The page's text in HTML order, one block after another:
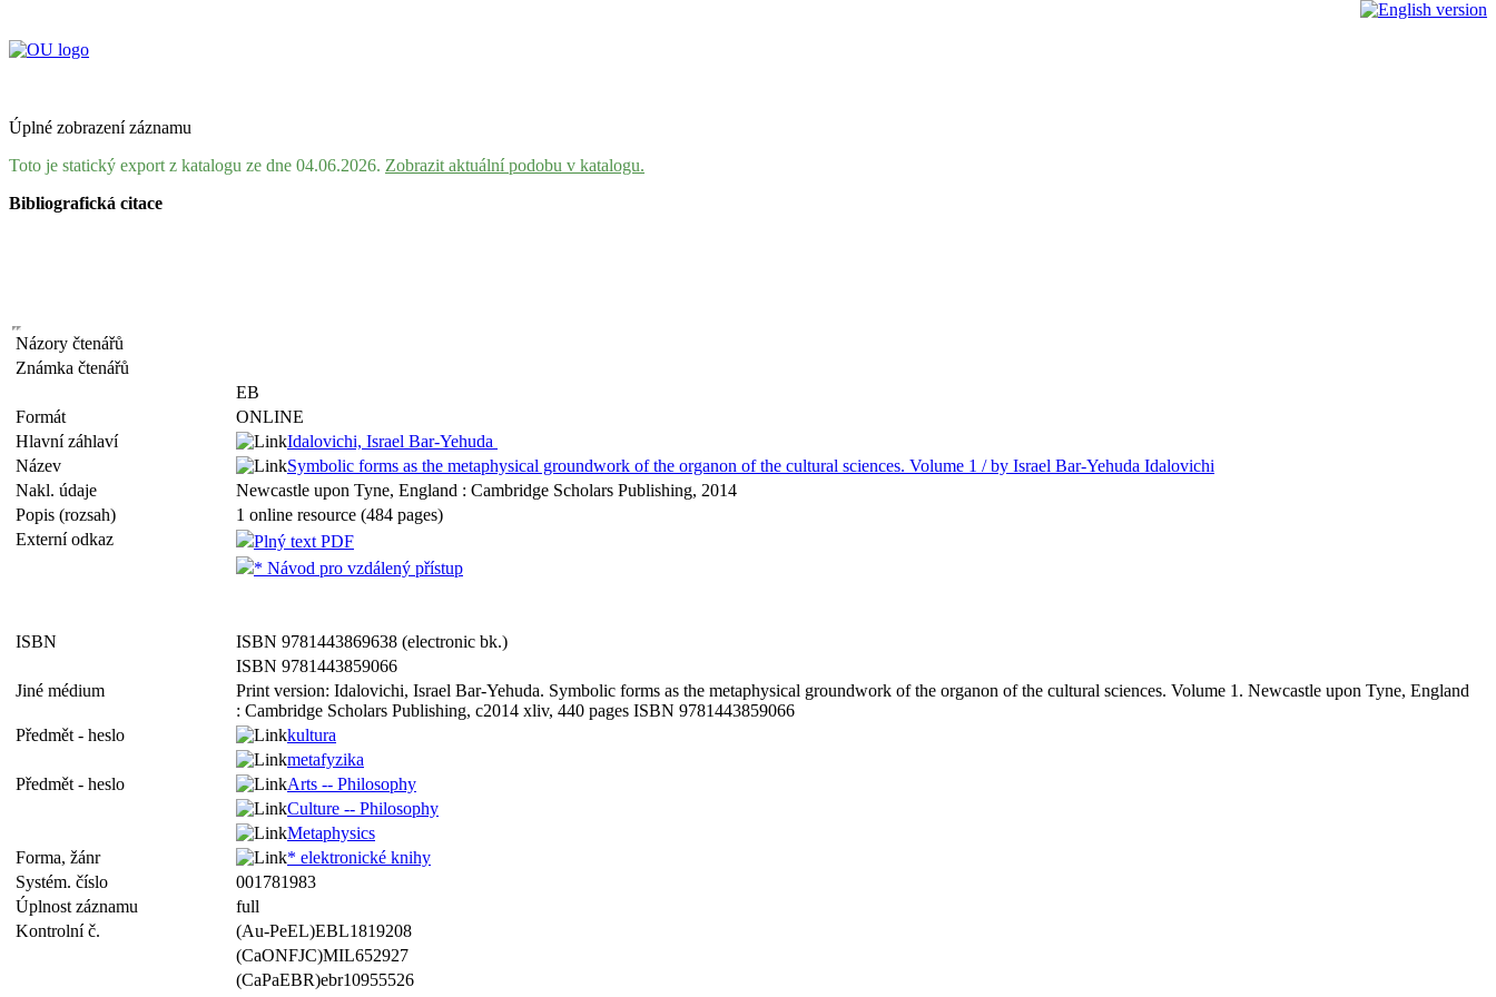
Úplné zobrazení záznamu
Toto je statický export z katalogu ze dne 04.06.2026. Zobrazit aktuální podobu v katalogu.
Bibliografická citace
Názory čtenářů
Známka čtenářů
EB
Formát
ONLINE
Hlavní záhlaví
Idalovichi, Israel Bar-Yehuda
Název
Symbolic forms as the metaphysical groundwork of the organon of the cultural sciences. Volume 1 / by Israel Bar-Yehuda Idalovichi
Nakl. údaje
Newcastle upon Tyne, England : Cambridge Scholars Publishing, 2014
Popis (rozsah)
1 online resource (484 pages)
Externí odkaz
Plný text PDF
* Návod pro vzdálený přístup
ISBN
ISBN 9781443869638 (electronic bk.)
ISBN 9781443859066
Jiné médium
Print version: Idalovichi, Israel Bar-Yehuda. Symbolic forms as the metaphysical groundwork of the organon of the cultural sciences. Volume 1. Newcastle upon Tyne, England
: Cambridge Scholars Publishing, c2014 xliv, 440 pages ISBN 9781443859066
Předmět - heslo
kultura
metafyzika
Předmět - heslo
Arts -- Philosophy
Culture -- Philosophy
Metaphysics
Forma, žánr
* elektronické knihy
Systém. číslo
001781983
Úplnost záznamu
full
Kontrolní č.
(Au-PeEL)EBL1819208
(CaONFJC)MIL652927
(CaPaEBR)ebr10955526